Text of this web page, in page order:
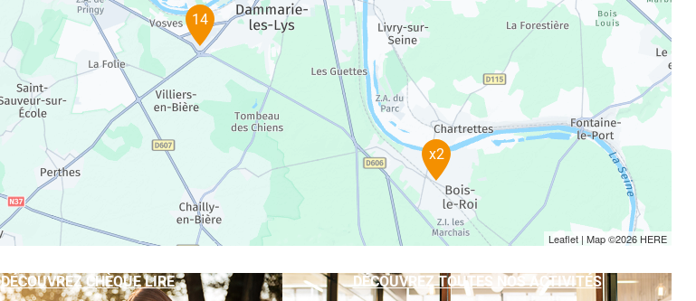
14
x2
Leaflet | Map ©2026 HERE
DÉCOUVREZ CHÈQUE LIRE DÉCOUVREZ TOUTES NOS ACTIVITÉS